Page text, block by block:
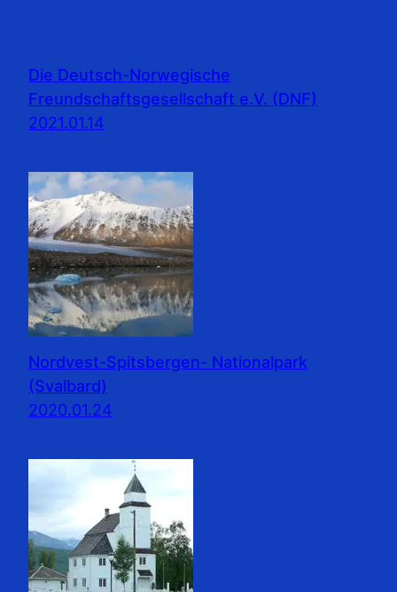
Die Deutsch-Norwegische
Freundschaftsgesellschaft e.V. (DNF)
2021.01.14
Nordvest-Spitsbergen- Nationalpark
(Svalbard)
2020.01.24